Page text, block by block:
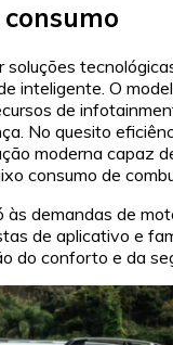
soluções
inteligente. O
de
No quesito
moderna capaz
consumo de
às demandas de
de aplicativo e
do conforto e da